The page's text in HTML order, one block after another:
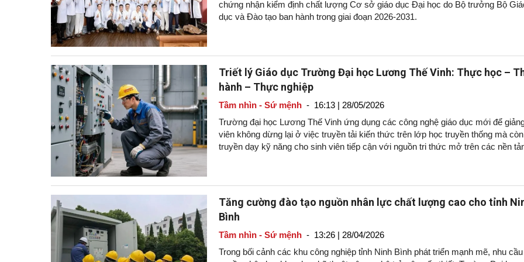
chứng nhận kiểm định chất lượng Cơ sở giáo dục Đại học do Bộ trưởng Bộ
dục và Đào tạo ban hành trong giai đoạn 2026-2031.
Triết lý Giáo dục Trường Đại học Lương Thế Vinh: Thực học –
hành – Thực nghiệp
Tầm nhìn - Sứ mệnh- 16:13 | 28/05/2026
Trường đại học Lương Thế Vinh ứng dụng các công nghệ giáo dục mới để
viên không dừng lại ở việc truyền tải kiến thức trên lớp học truyền thống mà còn
truyền dạy kỹ năng cho sinh viên tiếp cận với nguồn tri thức mở trên các nền
Tăng cường đào tạo nguồn nhân lực chất lượng cao cho tỉnh
Bình
Tầm nhìn - Sứ mệnh- 13:26 | 28/04/2026
Trong bối cảnh các khu công nghiệp tỉnh Ninh Bình phát triển mạnh mẽ, nhu